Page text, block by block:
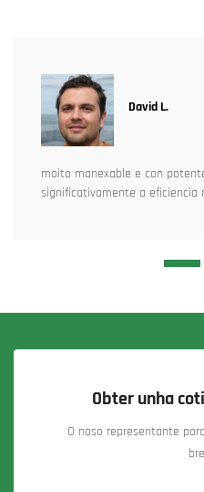
David L.
moito manexable e con
significativamente a eficiencia
Obter unha
O noso representante